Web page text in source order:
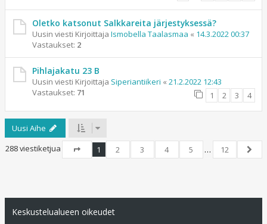
Oletko katsonut Salkkareita järjestyksessä?
Uusin viesti Kirjoittaja Ismobella Taalasmaa « 14.3.2022 00:37
Vastaukset: 2
Pihlajakatu 23 B
Uusin viesti Kirjoittaja Siperiantiikeri « 21.2.2022 12:43
Vastaukset: 71 1 2 3 4
Uusi Aihe
288 viestiketjua
Sivu1
1 2 3 4 5 …
12
Keskustelualueen oikeudet